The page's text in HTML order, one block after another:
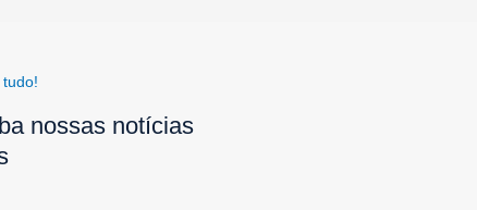
nossas notícias